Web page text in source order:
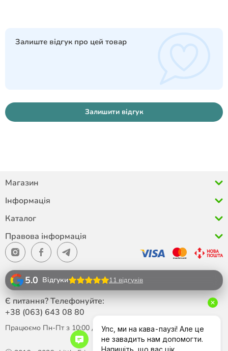
Залиште відгук про цей товар
Залишити відгук
Магазин
Інформація
Каталог
Правова інформація
5.0 Відгуки 11 відгуків
Є питання? Телефонуйте:
+38 (063) 643 08 80
Працюємо Пн-Пт з 10:00 до 18:00